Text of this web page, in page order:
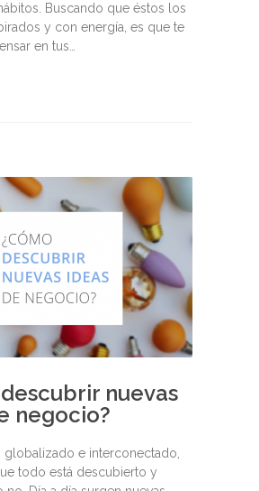
Buscando que éstos los
y con energía, es que te
en tus…
nuevas
negocio?
globalizado e interconectado,
todo está descubierto y